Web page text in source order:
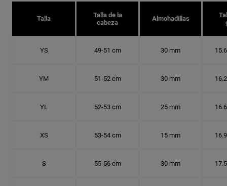
Talla
Talla de la
cabeza
Almohadillas
YS 49-51 cm 30 mm
YM 51-52 cm 30 mm
YL 52-53 cm 25 mm
XS 53-54 cm 15 mm
S 55-56 cm 30 mm